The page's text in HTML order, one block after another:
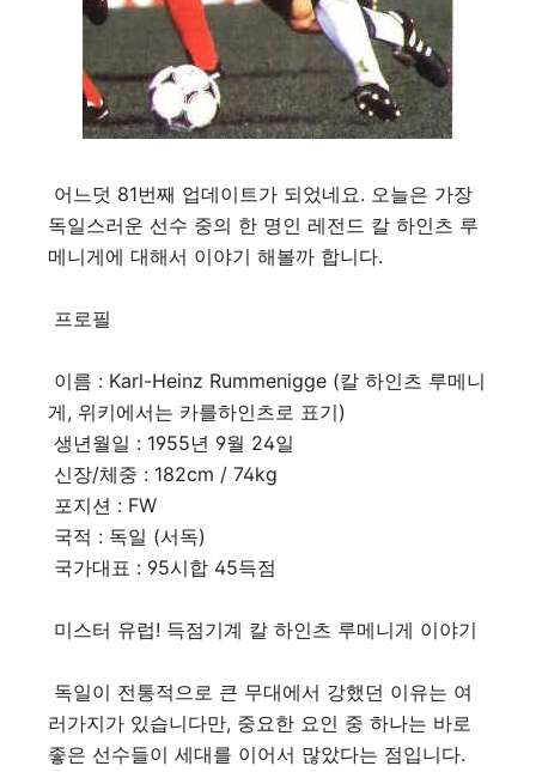
어느덧 81번째 업데이트가 되었네요. 오늘은 가장
독일스러운 선수 중의 한 명인 레전드 칼 하인츠 루
메니게에 대해서 이야기 해볼까 합니다.
프로필
이름 : Karl-Heinz Rummenigge (칼 하인츠 루메니
게, 위키에서는 카를하인츠로 표기)
생년월일 : 1955년 9월 24일
신장/체중 : 182cm / 74kg
포지션 : FW
국적 : 독일 (서독)
국가대표 : 95시합 45득점
미스터 유럽! 득점기계 칼 하인츠 루메니게 이야기
독일이 전통적으로 큰 무대에서 강했던 이유는 여
러가지가 있습니다만, 중요한 요인 중 하나는 바로
좋은 선수들이 세대를 이어서 많았다는 점입니다.